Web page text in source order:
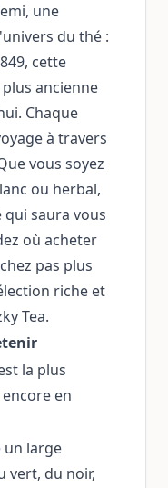
une
du thé :
cette
ancienne
Chaque
à travers
vous soyez
ou herbal,
qui saura vous
où acheter
pas plus
riche et
Tea.
la plus
en
un large
vert, du noir,